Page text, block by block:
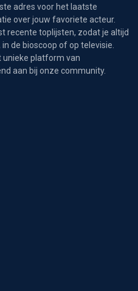
adres voor het laatste
over jouw favoriete acteur.
recente toplijsten, zodat je altijd
de bioscoop of op televisie.
unieke platform van
aan bij onze community.